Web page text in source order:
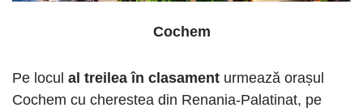
Cochem
Pe locul al treilea în clasament urmează orașul
Cochem cu cherestea din Renania-Palatinat, pe